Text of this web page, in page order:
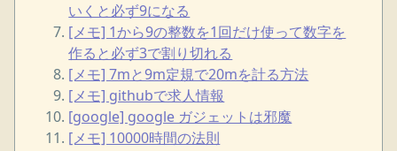
いくと必ず9になる
[メモ] 1から9の整数を1回だけ使って数字を
作ると必ず3で割り切れる
[メモ] 7mと9m定規で20mを計る方法
[メモ] githubで求人情報
[google] google ガジェットは邪魔
[メモ] 10000時間の法則